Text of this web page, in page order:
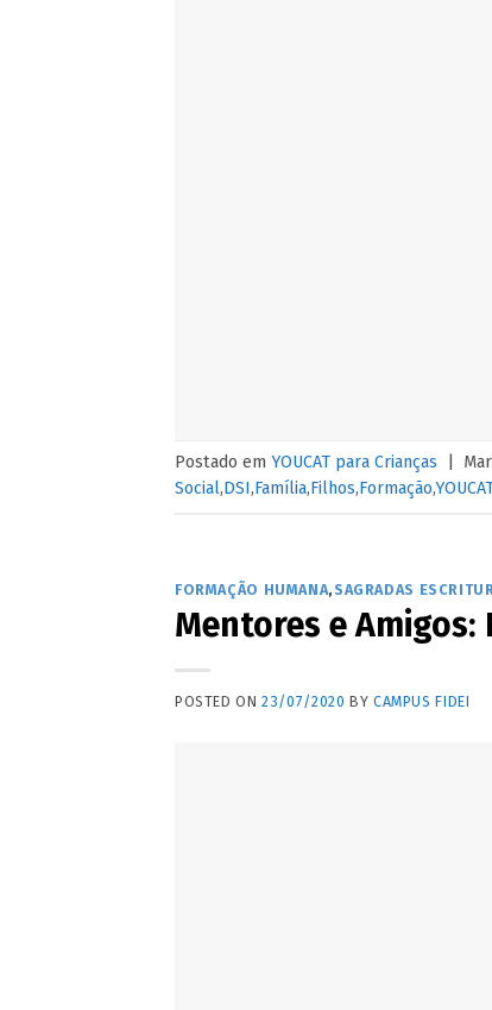
Postado em YOUCAT para Crianças
Social,DSI,Família,Filhos,Formação,
FORMAÇÃO HUMANA, SAGRADAS
Mentores e
POSTED ON23/07/2020 BY CAMPUS FIDEI